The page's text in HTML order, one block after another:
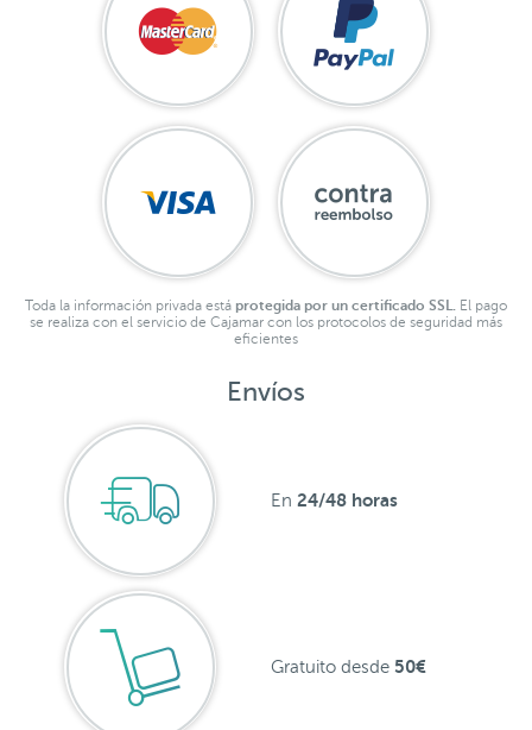
Toda la información privada está protegida por un certificado SSL.
El pago
se realiza con el servicio de Cajamar con los protocolos de seguridad más
eficientes
Envíos
En 24/48 horas
Gratuito desde 50€